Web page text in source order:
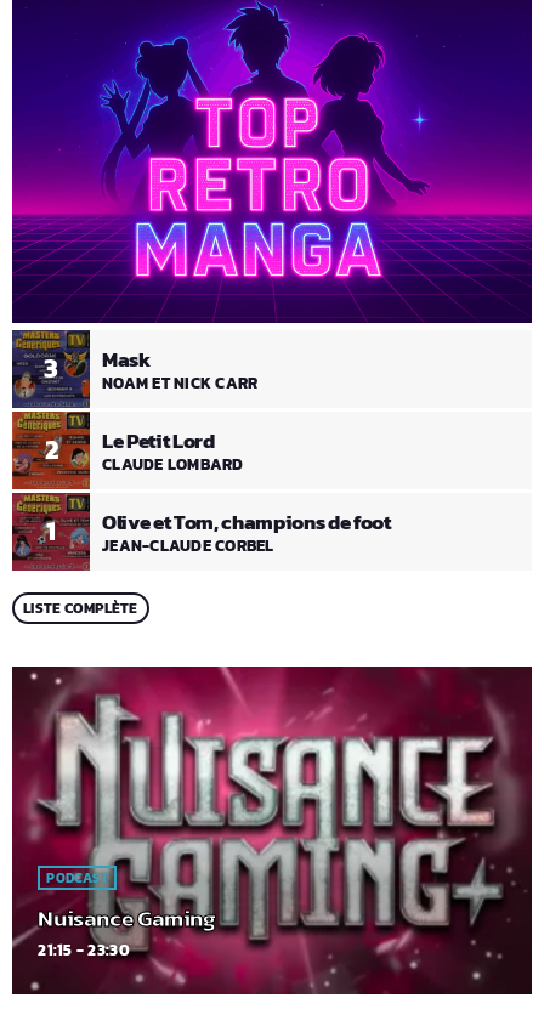
1 Olive et Tom, champions de foot
JEAN-CLAUDE CORBEL
2 Le Petit Lord
CLAUDE LOMBARD
3 Mask
NOAM ET NICK CARR
LISTE COMPLÈTE
PODCAST
Nuisance Gaming
21:15 - 23:30